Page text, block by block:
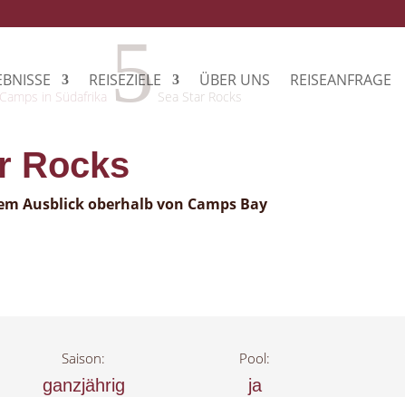
REISEZIELE ÜBER UNS REISEANFRAGE
in Südafrika 5 Sea Star Rocks
Rocks
Ausblick oberhalb von Camps Bay
Saison:
ganzjährig
Pool:
ja